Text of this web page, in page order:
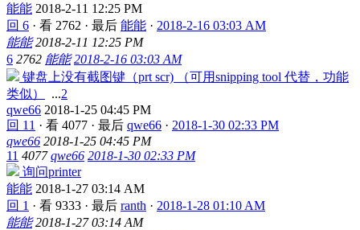
能能 2018-2-11 12:25 PM
回 6 · 看 2762 · 最后 能能 · 2018-2-16 03:03 AM
能能 2018-2-11 12:25 PM
6 2762 能能 2018-2-16 03:03 AM
键盘上没有截图键（prt scr) （可用snipping tool 代替，功能
类似）
...2
qwe66 2018-1-25 04:45 PM
回 11 · 看 4077 · 最后 qwe66 · 2018-1-30 02:33 PM
qwe66 2018-1-25 04:45 PM
11 4077 qwe66 2018-1-30 02:33 PM
询问printer
能能 2018-1-27 03:14 AM
回 1 · 看 9333 · 最后 ranth · 2018-1-28 01:10 AM
能能 2018-1-27 03:14 AM